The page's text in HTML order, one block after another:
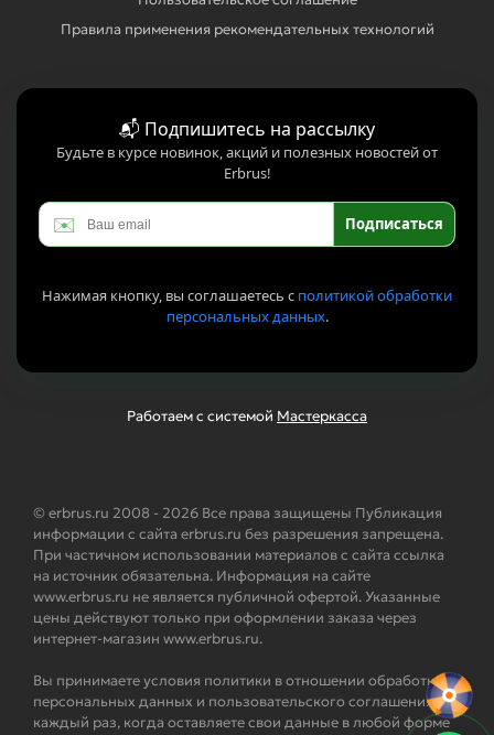
Правила применения рекомендательных технологий
📬 Подпишитесь на рассылку
Будьте в курсе новинок, акций и полезных новостей от
Erbrus!
✉️ Подписаться
Нажимая кнопку, вы соглашаетесь с политикой обработки
персональных данных.
Работаем с системой Мастеркасса
© erbrus.ru 2008 - 2026 Все права защищены Публикация
информации с сайта erbrus.ru без разрешения запрещена.
При частичном использовании материалов с сайта ссылка
на источник обязательна. Информация на сайте
www.erbrus.ru не является публичной офертой. Указанные
цены действуют только при оформлении заказа через
интернет-магазин www.erbrus.ru.
Вы принимаете условия политики в отношении обработки
персональных данных и пользовательского соглашения
каждый раз, когда оставляете свои данные в любой форме